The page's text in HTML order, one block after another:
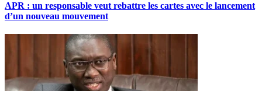
APR : un responsable veut rebattre les cartes avec le lancement
d’un nouveau mouvement